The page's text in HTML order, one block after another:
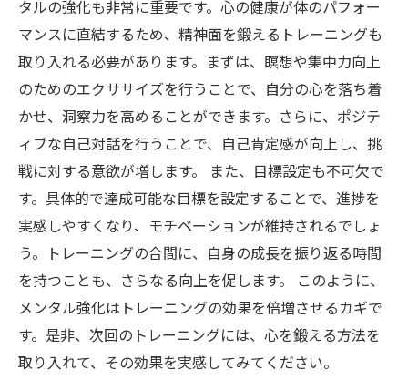
タルの強化も非常に重要です。心の健康が体のパフォー
マンスに直結するため、精神面を鍛えるトレーニングも
取り入れる必要があります。まずは、瞑想や集中力向上
のためのエクササイズを行うことで、自分の心を落ち着
かせ、洞察力を高めることができます。さらに、ポジテ
ィブな自己対話を行うことで、自己肯定感が向上し、挑
戦に対する意欲が増します。 また、目標設定も不可欠で
す。具体的で達成可能な目標を設定することで、進捗を
実感しやすくなり、モチベーションが維持されるでしょ
う。トレーニングの合間に、自身の成長を振り返る時間
を持つことも、さらなる向上を促します。 このように、
メンタル強化はトレーニングの効果を倍増させるカギで
す。是非、次回のトレーニングには、心を鍛える方法を
取り入れて、その効果を実感してみてください。